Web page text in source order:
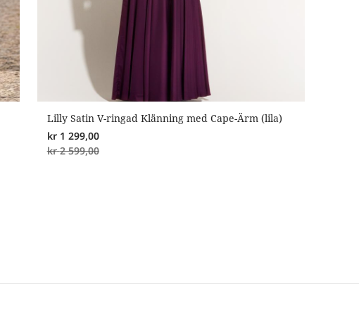
Lilly Satin V-ringad Klänning med Cape-Ärm (lila)
kr 1 299,00
kr 2 599,00